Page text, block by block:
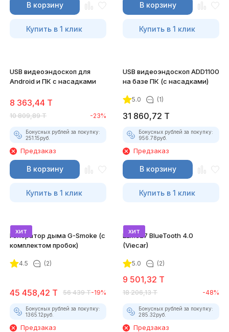
В корзину
Купить в 1 клик
В корзину
Купить в 1 клик
USB видеоэндоскоп для
Android и ПК с насадками
8 363,44 T
10 809,89 T -23%
Бонусных рублей за покупку:
251.15руб.
Предзаказ
В корзину
Купить в 1 клик
USB видеоэндоскоп ADD1100
на базе ПК (с насадками)
5.0 (1)
31 860,72 T
Бонусных рублей за покупку:
956.78руб.
Предзаказ
В корзину
Купить в 1 клик
хит
Генератор дыма G-Smoke (c
комплектом пробок)
4.5 (2)
45 458,42 T 56 439 T-19%
Бонусных рублей за покупку:
1365.12руб.
Предзаказ
хит
ELM327 BlueTooth 4.0
(Viecar)
5.0 (2)
9 501,32 T
18 206,13 T -48%
Бонусных рублей за покупку:
285.32руб.
Предзаказ